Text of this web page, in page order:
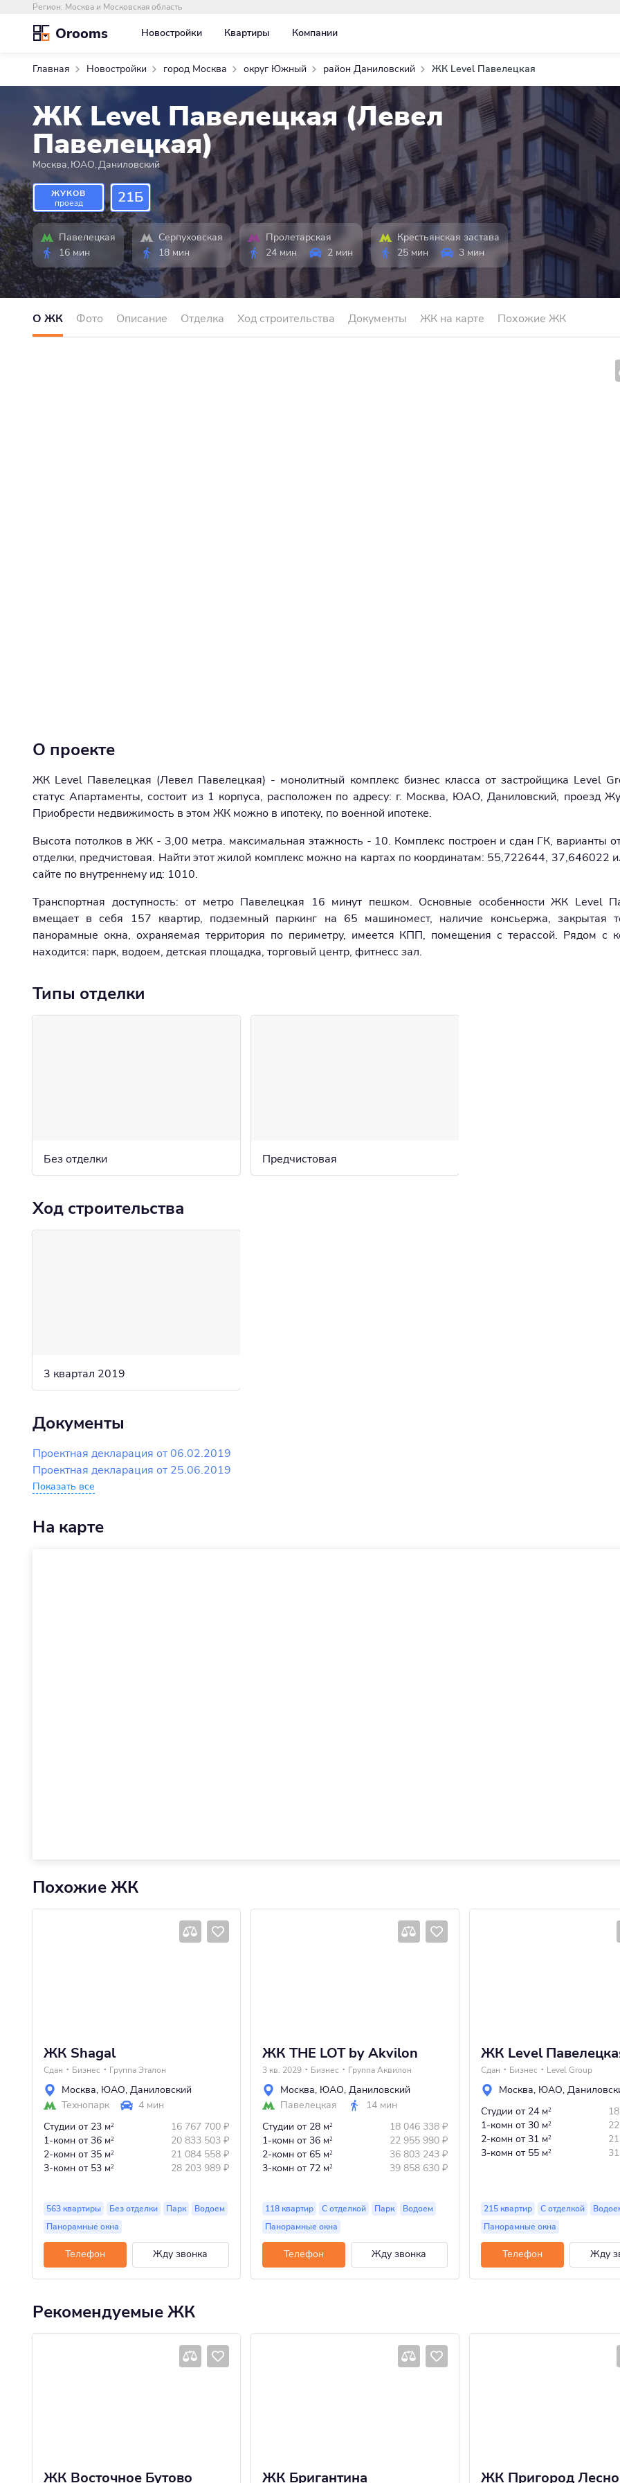
Регион: Москва и Московская область
Orooms Новостройки Квартиры Компании
Главная Новостройки город Москва округ Южный район Даниловский ЖК Level Павелецкая
ЖК Level Павелецкая (Левел
Павелецкая)
Москва,ЮАО,Даниловский
ЖУКОВ
проезд
21Б
Павелецкая
16 мин
Серпуховская
18 мин
Пролетарская
24 мин
2 мин
Крестьянская застава
25 мин
3 мин
О ЖК Фото Описание Отделка Ход строительства Документы ЖК на карте Похожие ЖК
О проекте
ЖК Level Павелецкая (Левел Павелецкая) - монолитный комплекс бизнес класса от застройщика Level
статус Апартаменты, состоит из 1 корпуса, расположен по адресу: г. Москва, ЮАО, Даниловский, проезд
Приобрести недвижимость в этом ЖК можно в ипотеку, по военной ипотеке.
Высота потолков в ЖК - 3,00 метра. максимальная этажность - 10. Комплекс построен и сдан ГК, варианты
отделки, предчистовая. Найти этот жилой комплекс можно на картах по координатам: 55,722644, 37,646022
сайте по внутреннему ид: 1010.
Транспортная доступность: от метро Павелецкая 16 минут пешком. Основные особенности ЖК Level
вмещает в себя 157 квартир, подземный паркинг на 65 машиномест, наличие консьержа, закрытая
панорамные окна, охраняемая территория по периметру, имеется КПП, помещения с терассой. Рядом с
находится: парк, водоем, детская площадка, торговый центр, фитнесс зал.
Типы отделки
Без отделки Предчистовая
Ход строительства
3 квартал 2019
Документы
Проектная декларация от 06.02.2019
Проектная декларация от 25.06.2019
Показать все
На карте
Похожие ЖК
ЖК Shagal
Сдан Бизнес Группа Эталон
Москва, ЮАО, Даниловский
Технопарк
4 мин
Студии от 23 м2 16 767 700 ₽
1-комн от 36 м2 20 833 503 ₽
2-комн от 35 м2 21 084 558 ₽
3-комн от 53 м2 28 203 989 ₽
563 квартиры Без отделки Парк
Водоем
Панорамные окна
Телефон Жду звонка
ЖК THE LOT by Akvilon
3 кв. 2029 Бизнес Группа Аквилон
Москва, ЮАО, Даниловский
Павелецкая
14 мин
Студии от 28 м2 18 046 338 ₽
1-комн от 36 м2 22 955 990 ₽
2-комн от 65 м2 36 803 243 ₽
3-комн от 72 м2 39 858 630 ₽
118 квартир С отделкой Парк
Водоем
Панорамные окна
Телефон Жду звонка
ЖК Level
Сдан Бизнес Level Group
Москва, ЮАО,
Студии от 24 м2
1-комн от 30 м2
2-комн от 31 м2
3-комн от 55 м2
215 квартир С отделкой
Панорамные окна
Телефон Жду
Рекомендуемые ЖК
ЖК Восточное Бутово ЖК Бригантина ЖК Пригород